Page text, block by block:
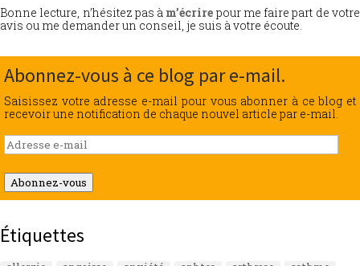
Bonne lecture, n’hésitez pas à m’écrire pour me faire part de votre
avis ou me demander un conseil, je suis à votre écoute.
Abonnez-vous à ce blog par e-mail.
Saisissez votre adresse e-mail pour vous abonner à ce blog et
recevoir une notification de chaque nouvel article par e-mail.
Adresse
e-
mail
Abonnez-vous
Étiquettes